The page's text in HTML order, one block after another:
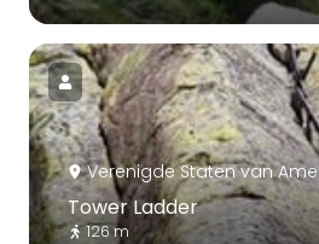
Verenigde Staten van
Tower Ladder
126 m